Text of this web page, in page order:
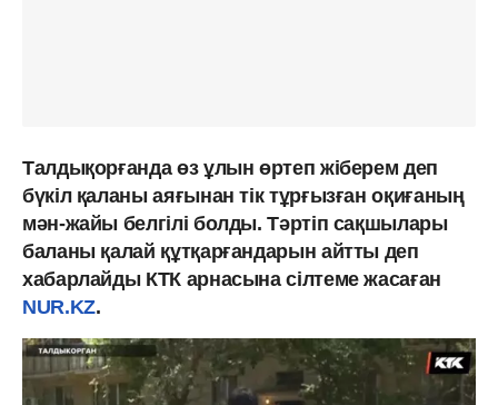
Талдықорғанда өз ұлын өртеп жіберем деп
бүкіл қаланы аяғынан тік тұрғызған оқиғаның
мән-жайы белгілі болды. Тәртіп сақшылары
баланы қалай құтқарғандарын айтты деп
хабарлайды КТК арнасына сілтеме жасаған
NUR.KZ.